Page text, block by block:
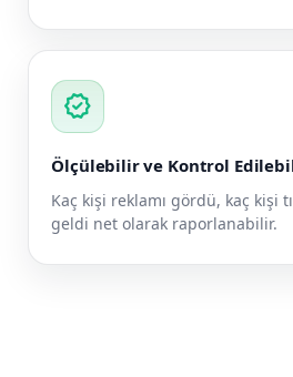
verified
Ölçülebilir ve Kontrol
Kaç kişi reklamı gördü, kaç kişi
geldi net olarak raporlanabilir.